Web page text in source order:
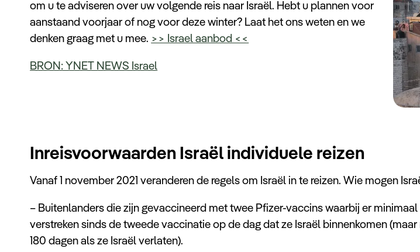
om u te adviseren over uw volgende reis naar Israël. Hebt u plannen voor
aanstaand voorjaar of nog voor deze winter? Laat het ons weten en we
denken graag met u mee. >> Israel aanbod <<
BRON: YNET NEWS Israel
Inreisvoorwaarden Israël individuele reizen
Vanaf 1 november 2021 veranderen de regels om Israël in te reizen. Wie mogen
– Buitenlanders die zijn gevaccineerd met twee Pfizer-vaccins waarbij er minimaal
verstreken sinds de tweede vaccinatie op de dag dat ze Israël binnenkomen
180 dagen als ze Israël verlaten).